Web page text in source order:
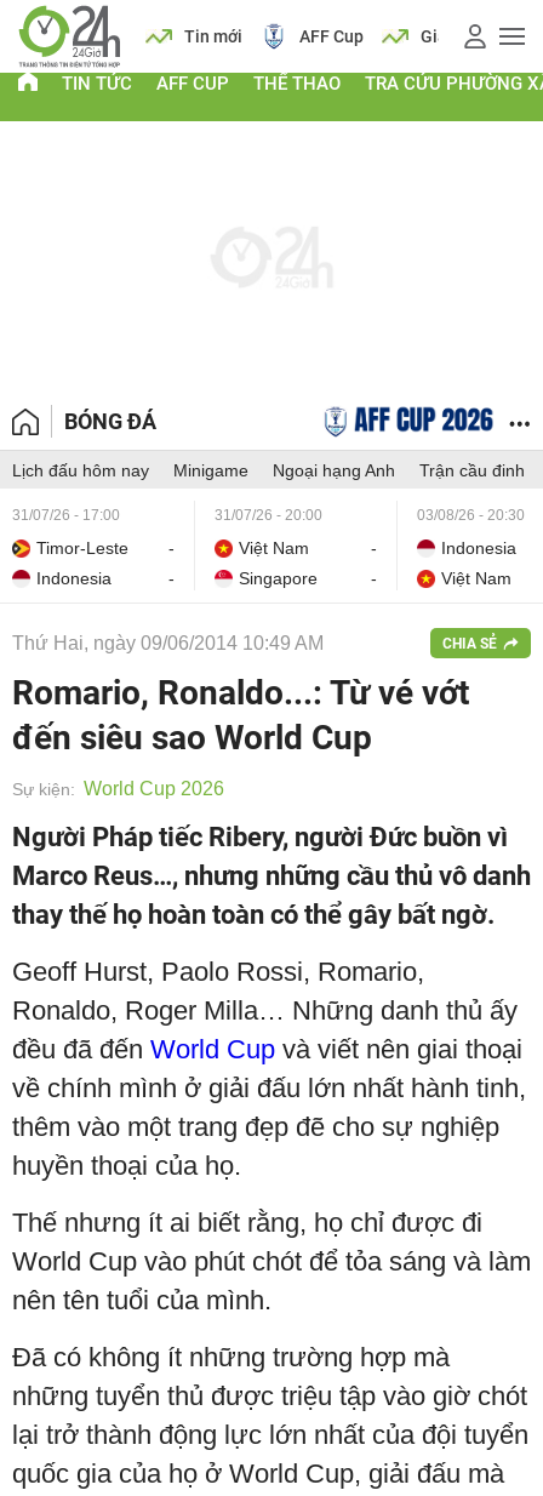
Lịch Tin mới AFF Cup Giá vàng
TIN TỨC AFF CUP THỂ THAO TRA CỨU PHƯỜNG
BÓNG ĐÁ
Lịch đấu hôm nay Minigame Ngoại hạng Anh Trận cầu đinh
31/07/26 - 17:00
Timor-Leste
-
Indonesia
-
31/07/26 - 20:00
Việt Nam
-
Singapore
-
03/08/26 - 20:30
Indonesia
Việt Nam
Thứ Hai, ngày 09/06/2014 10:49 AM CHIA SẺ
Romario, Ronaldo...: Từ vé vớt
đến siêu sao World Cup
Sự kiện: World Cup 2026
Người Pháp tiếc Ribery, người Đức buồn vì
Marco Reus…, nhưng những cầu thủ vô danh
thay thế họ hoàn toàn có thể gây bất ngờ.
Geoff Hurst, Paolo Rossi, Romario,
Ronaldo, Roger Milla… Những danh thủ ấy
đều đã đến World Cup và viết nên giai thoại
về chính mình ở giải đấu lớn nhất hành tinh,
thêm vào một trang đẹp đẽ cho sự nghiệp
huyền thoại của họ.
Thế nhưng ít ai biết rằng, họ chỉ được đi
World Cup vào phút chót để tỏa sáng và làm
nên tên tuổi của mình.
Đã có không ít những trường hợp mà
những tuyển thủ được triệu tập vào giờ chót
lại trở thành động lực lớn nhất của đội tuyển
quốc gia của họ ở World Cup, giải đấu mà